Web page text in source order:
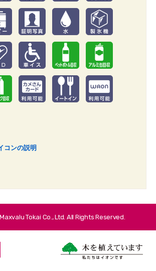
コンの説明
Tokai Co., Ltd. All Rights Reserved.